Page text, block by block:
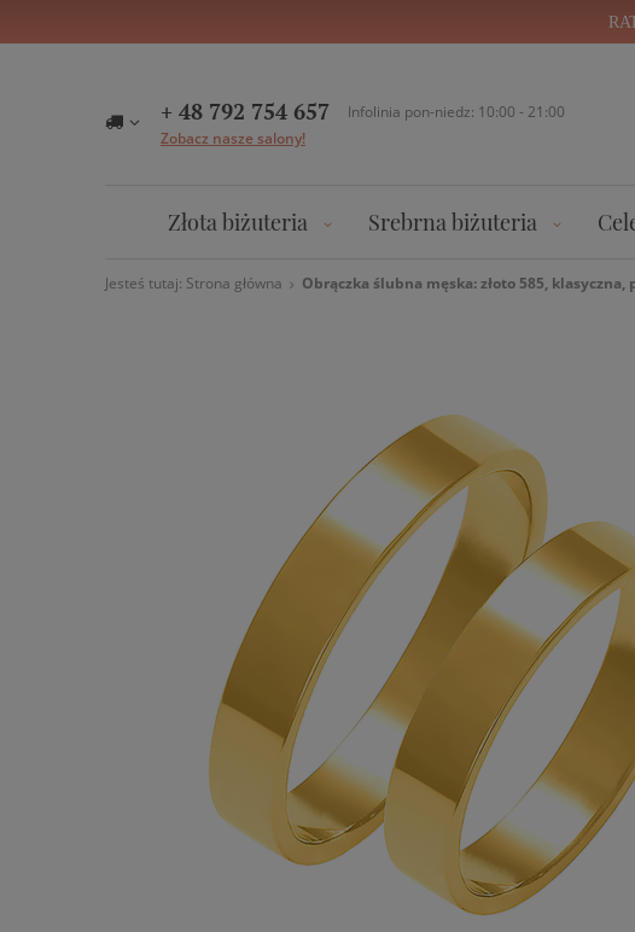
+ 48 792 754 657
Infolinia pon-niedz: 10:00 - 21:00
Zobacz nasze salony!
Złota biżuteria Srebrna biżuteria
Jesteś tutaj: Strona główna Obrączka ślubna męska: złoto 585, klasyczna,